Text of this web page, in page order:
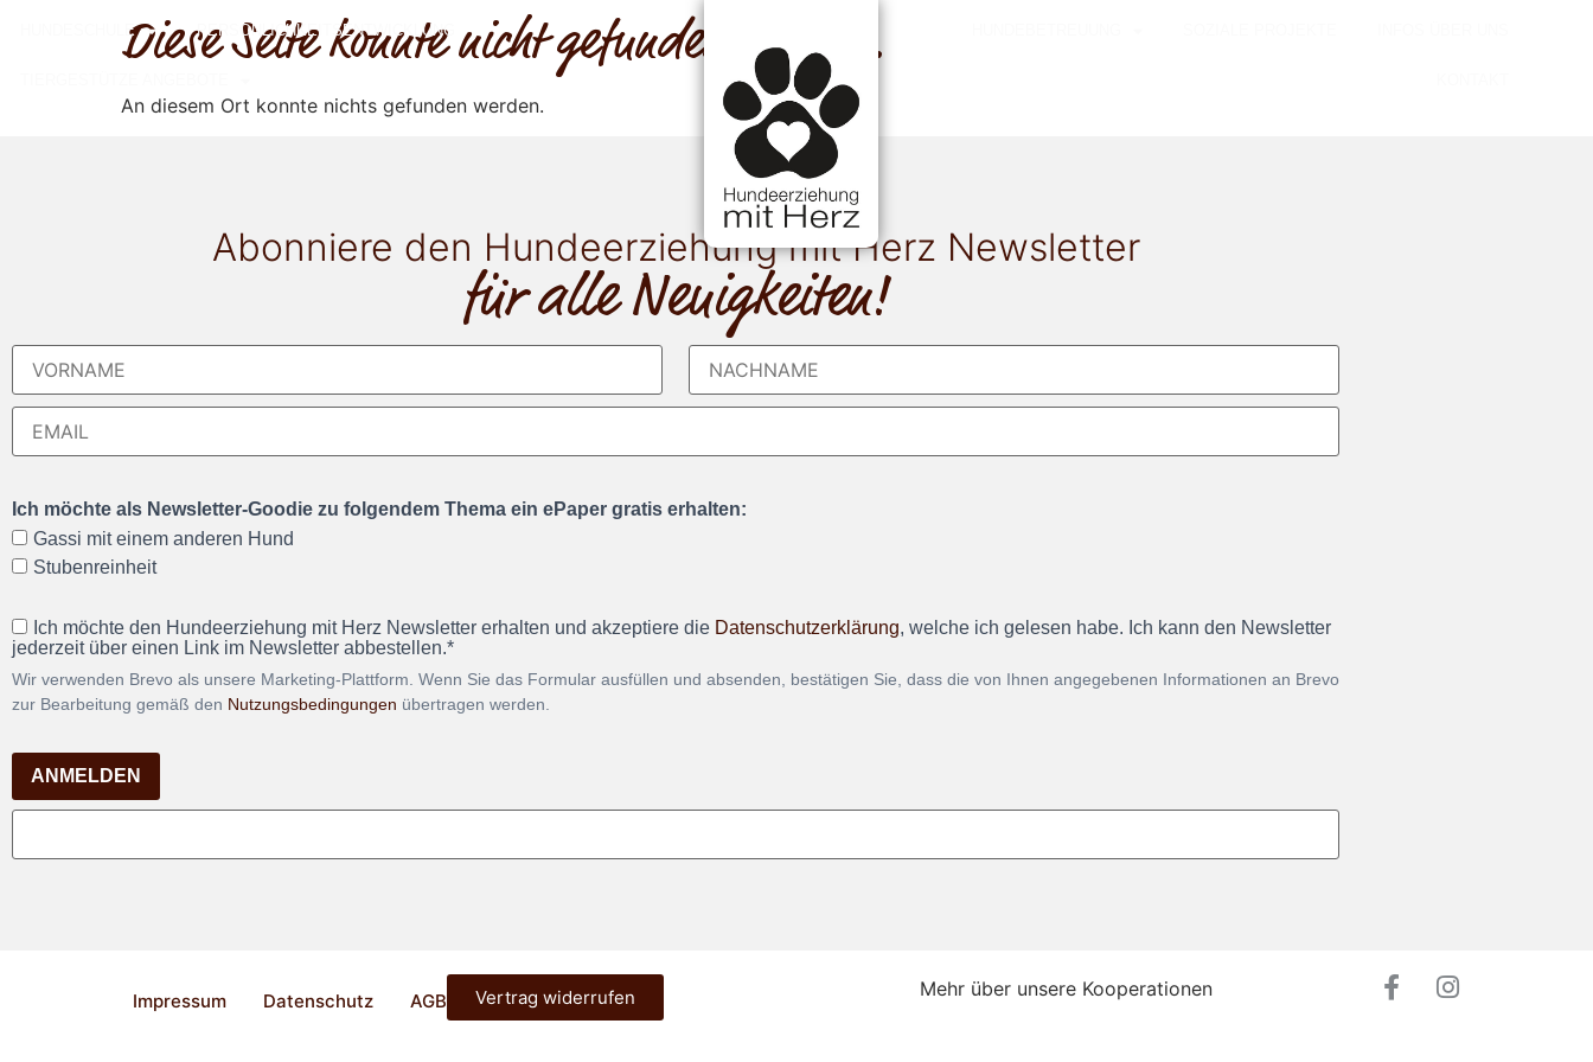
HUNDESCHULE PERSÖNLICHKEITSENTWICKLUNG
Diese Seite konnte nicht gefunden werden.
An diesem Ort konnte nichts gefunden werden.
Abonniere den Hundeerziehung mit Herz Newsletter
für alle Neuigkeiten!
Ich möchte als Newsletter-Goodie zu folgendem Thema ein ePaper gratis erhalten:
Gassi mit einem anderen Hund
Stubenreinheit
Ich möchte den Hundeerziehung mit Herz Newsletter erhalten und akzeptiere die Datenschutzerklärung, welche ich gelesen habe. Ich kann den Newsletter
jederzeit über einen Link im Newsletter abbestellen.*
Wir verwenden Brevo als unsere Marketing-Plattform. Wenn Sie das Formular ausfüllen und absenden, bestätigen Sie, dass die von Ihnen angegebenen Informationen an Brevo
zur Bearbeitung gemäß den Nutzungsbedingungen übertragen werden.
ANMELDEN
Impressum Datenschutz AGB Vertrag widerrufen Mehr über unsere Kooperationen